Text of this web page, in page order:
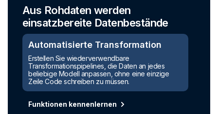
Aus Rohdaten werden
einsatzbereite Datenbestände
Automatisierte Transformation
Erstellen Sie wiederverwendbare
Transformationspipelines, die Daten an jedes
beliebige Modell anpassen, ohne eine einzige
Zeile Code schreiben zu müssen.
Funktionen kennenlernen